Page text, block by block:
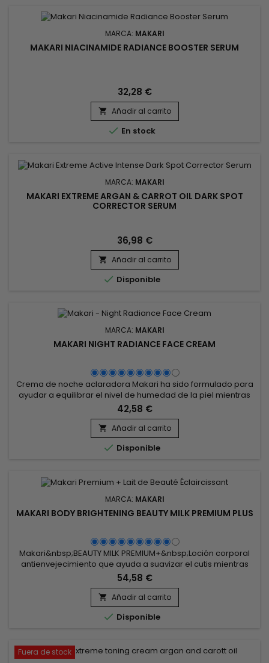
MARCA: MAKARI
MAKARI NIACINAMIDE RADIANCE BOOSTER SERUM
32,28 €
 Añadir al carrito
 En stock
MARCA: MAKARI
MAKARI EXTREME ARGAN & CARROT OIL DARK SPOT
CORRECTOR SERUM
36,98 €
 Añadir al carrito
 Disponible
MARCA: MAKARI
MAKARI NIGHT RADIANCE FACE CREAM
Crema de noche aclaradora Makari ha sido formulado para
ayudar a equilibrar el nivel de humedad de la piel mientras
elimina las manchas oscuras y las imperfecciones. Makari
Lightening Night Cream regula la producción de sebo y
reduce las manchas oscuras.&nbsp; Su alto contenido en
activos aclarantes proporciona resultados rápidos y
prolongados.&nbsp;...
42,58 €
 Añadir al carrito
 Disponible
MARCA: MAKARI
MAKARI BODY BRIGHTENING BEAUTY MILK PREMIUM PLUS
Makari&nbsp;BEAUTY MILK PREMIUM+&nbsp;Loción corporal
antienvejecimiento que ayuda a suavizar el cutis mientras
reduce la apariencia de marcas pigmentadas,
decoloraciones y signos de envejecimiento prematuro de la
piel con resultados tonificantes e iluminadores
incomparables.Consejos de utilización: Aplicar mañana y
noche en todo el cuerpo, excepto...
54,58 €
 Añadir al carrito
 Disponible
Fuera de stock